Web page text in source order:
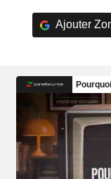
Ajouter